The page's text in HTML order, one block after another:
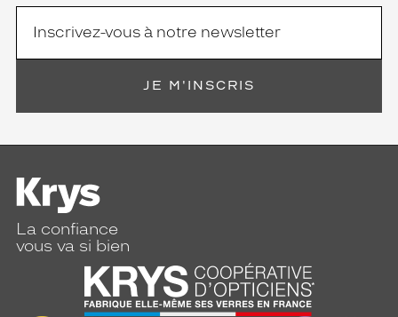
JE M'INSCRIS
La confiance
vous va si bien